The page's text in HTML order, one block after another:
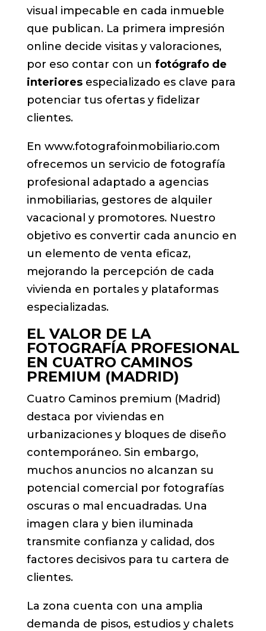
visual impecable en cada inmueble
que publican. La primera impresión
online decide visitas y valoraciones,
por eso contar con un fotógrafo de
interioresespecializado es clave para
potenciar tus ofertas y fidelizar
clientes.
En www.fotografoinmobiliario.com
ofrecemos un servicio de fotografía
profesional adaptado a agencias
inmobiliarias, gestores de alquiler
vacacional y promotores. Nuestro
objetivo es convertir cada anuncio en
un elemento de venta eficaz,
mejorando la percepción de cada
vivienda en portales y plataformas
especializadas.
EL VALOR DE LA
FOTOGRAFÍA PROFESIONAL
EN CUATRO CAMINOS
PREMIUM (MADRID)
Cuatro Caminos premium (Madrid)
destaca por viviendas en
urbanizaciones y bloques de diseño
contemporáneo. Sin embargo,
muchos anuncios no alcanzan su
potencial comercial por fotografías
oscuras o mal encuadradas. Una
imagen clara y bien iluminada
transmite confianza y calidad, dos
factores decisivos para tu cartera de
clientes.
La zona cuenta con una amplia
demanda de pisos, estudios y chalets